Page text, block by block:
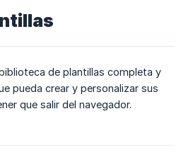
de plantillas completa y
pueda crear y personalizar sus
que salir del navegador.